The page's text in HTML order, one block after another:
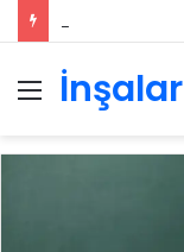
Menu
İnşalar